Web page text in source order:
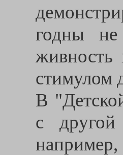
годны
живность
стимулом
В
с